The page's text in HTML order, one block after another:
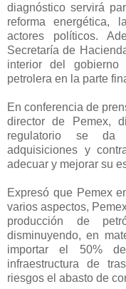
diagnóstico servirá
reforma energética,
actores políticos.
Secretaría de
interior del
petrolera en la parte
En conferencia de
director de Pemex,
regulatorio se da
adquisiciones y
adecuar y mejorar su
Expresó que Pemex
varios aspectos,
producción de
disminuyendo, en
importar el 50%
infraestructura de
riesgos el abasto de